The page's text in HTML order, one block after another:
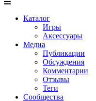
Каталог
Игры
Аксессуары
Медиа
Публикации
Обсуждения
Комментарии
Отзывы
Теги
Сообщества